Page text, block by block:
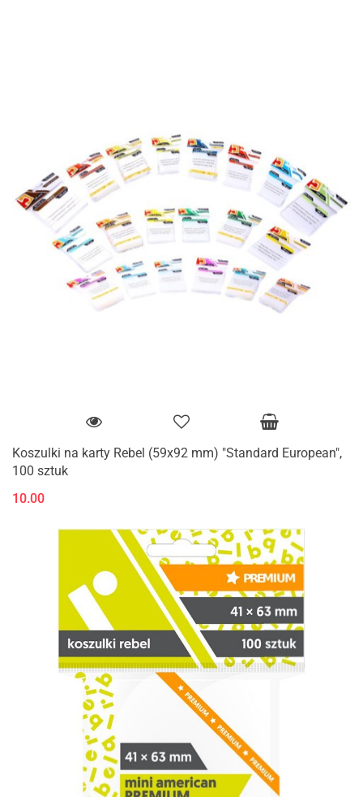
Koszulki na karty Rebel (59x92 mm) "Standard European",
100 sztuk
10.00